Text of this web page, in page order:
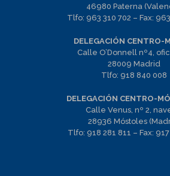
46980 Paterna
Tlfo: 963 310 702 – Fax:
DELEGACIÓN CENTRO-
Calle O’Donnell nº4,
28009 Madrid
Tlfo: 918 840 008
DELEGACIÓN CENTRO-
Calle Venus, nº 2,
28936 Móstoles
Tlfo: 918 281 811 – Fax: